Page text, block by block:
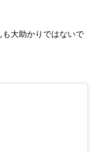
大助かりではないで